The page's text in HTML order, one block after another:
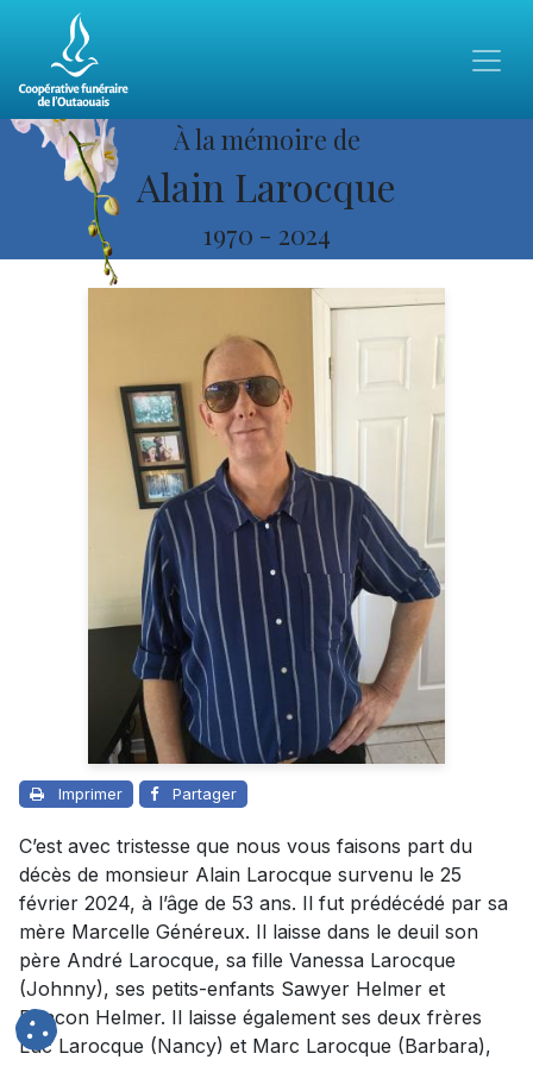
À la mémoire de
Alain Larocque
1970 - 2024
Imprimer Partager
C’est avec tristesse que nous vous faisons part du
décès de monsieur Alain Larocque survenu le 25
février 2024, à l’âge de 53 ans. Il fut prédécédé par sa
mère Marcelle Généreux. Il laisse dans le deuil son
père André Larocque, sa fille Vanessa Larocque
(Johnny), ses petits-enfants Sawyer Helmer et
Deacon Helmer. Il laisse également ses deux frères
Luc Larocque (Nancy) et Marc Larocque (Barbara),